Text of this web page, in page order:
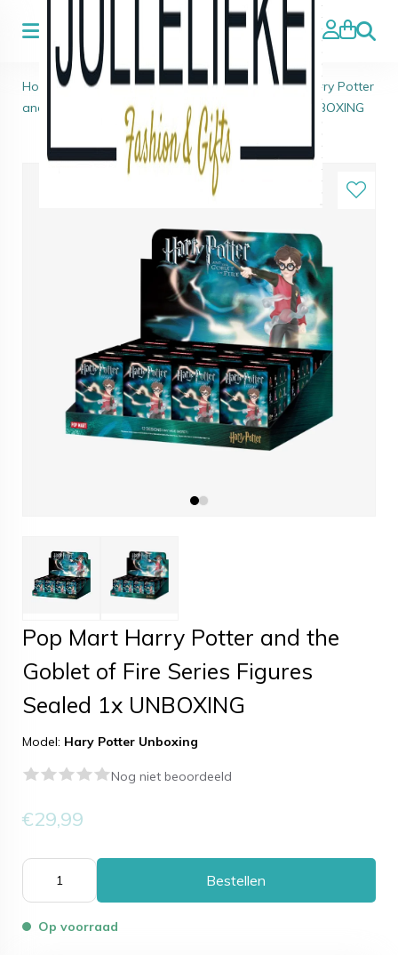
Zoeken
Home > Unboxing/adventskalender>Pop Mart Harry Potter
and the Goblet of Fire Series Figures Sealed 1x UNBOXING
Pop Mart Harry Potter and the
Goblet of Fire Series Figures
Sealed 1x UNBOXING
Model: Hary Potter Unboxing
Nog niet beoordeeld
€29,99
Bestellen
Op voorraad